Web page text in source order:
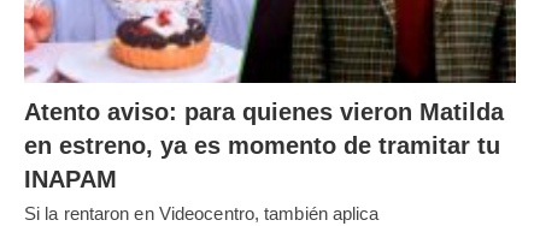
Atento aviso: para quienes vieron Matilda
en estreno, ya es momento de tramitar tu
INAPAM
Si la rentaron en Videocentro, también aplica